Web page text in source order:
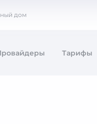
дом
Тарифы